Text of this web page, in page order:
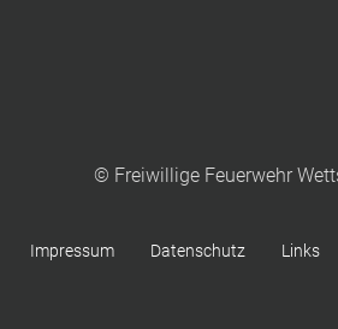
© Freiwillige Feuerwehr
Impressum Datenschutz Links